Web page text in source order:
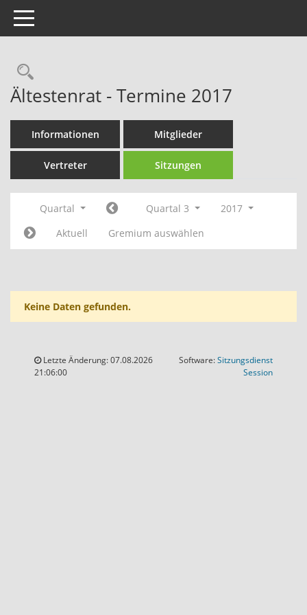
Toggle navigation
Rechercheauswahl
Ältestenrat - Termine 2017
Informationen Mitglieder
Vertreter Sitzungen
Quartal Quartal 3
2017
Aktuell
Gremium auswählen
Keine Daten gefunden.
Letzte Änderung: 07.08.2026
21:06:00
Software:Sitzungsdienst
Session(Wird in